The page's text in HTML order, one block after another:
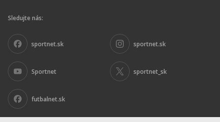
Sledujte nás:
sportnet.sk sportnet.sk
Sportnet sportnet_sk
futbalnet.sk